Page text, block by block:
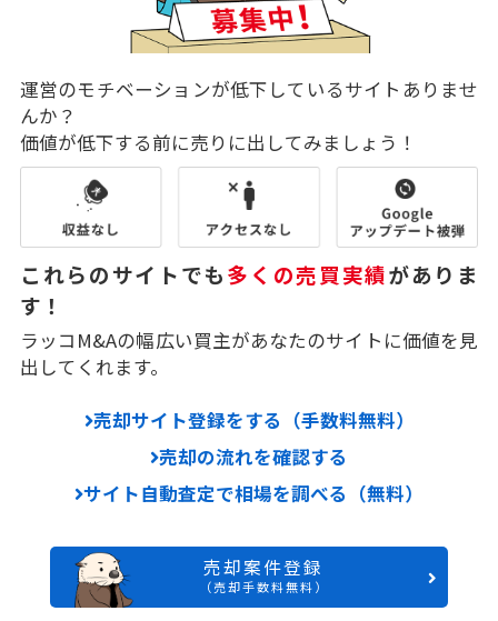
運営のモチベーションが低下しているサイトありませ
んか？
価値が低下する前に売りに出してみましょう！
これらのサイトでも多くの売買実績がありま
す！
ラッコM&Aの幅広い買主があなたのサイトに価値を見
出してくれます。
売却サイト登録をする（手数料無料）
売却の流れを確認する
サイト自動査定で相場を調べる（無料）
売却案件登録
（売却手数料無料）